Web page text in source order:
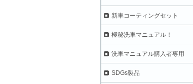
新車コーティングセット
極秘洗車マニュアル！
洗車マニュアル購入者専用
SDGs製品